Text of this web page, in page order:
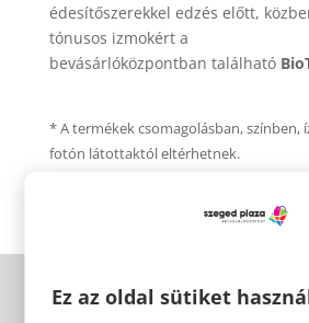
édesítőszerekkel edzés előtt,
tónusos izmokért a
bevásárlóközpontban található
* A termékek csomagolásban, színben,
fotón látottaktól eltérhetnek.
Ez az oldal sütiket